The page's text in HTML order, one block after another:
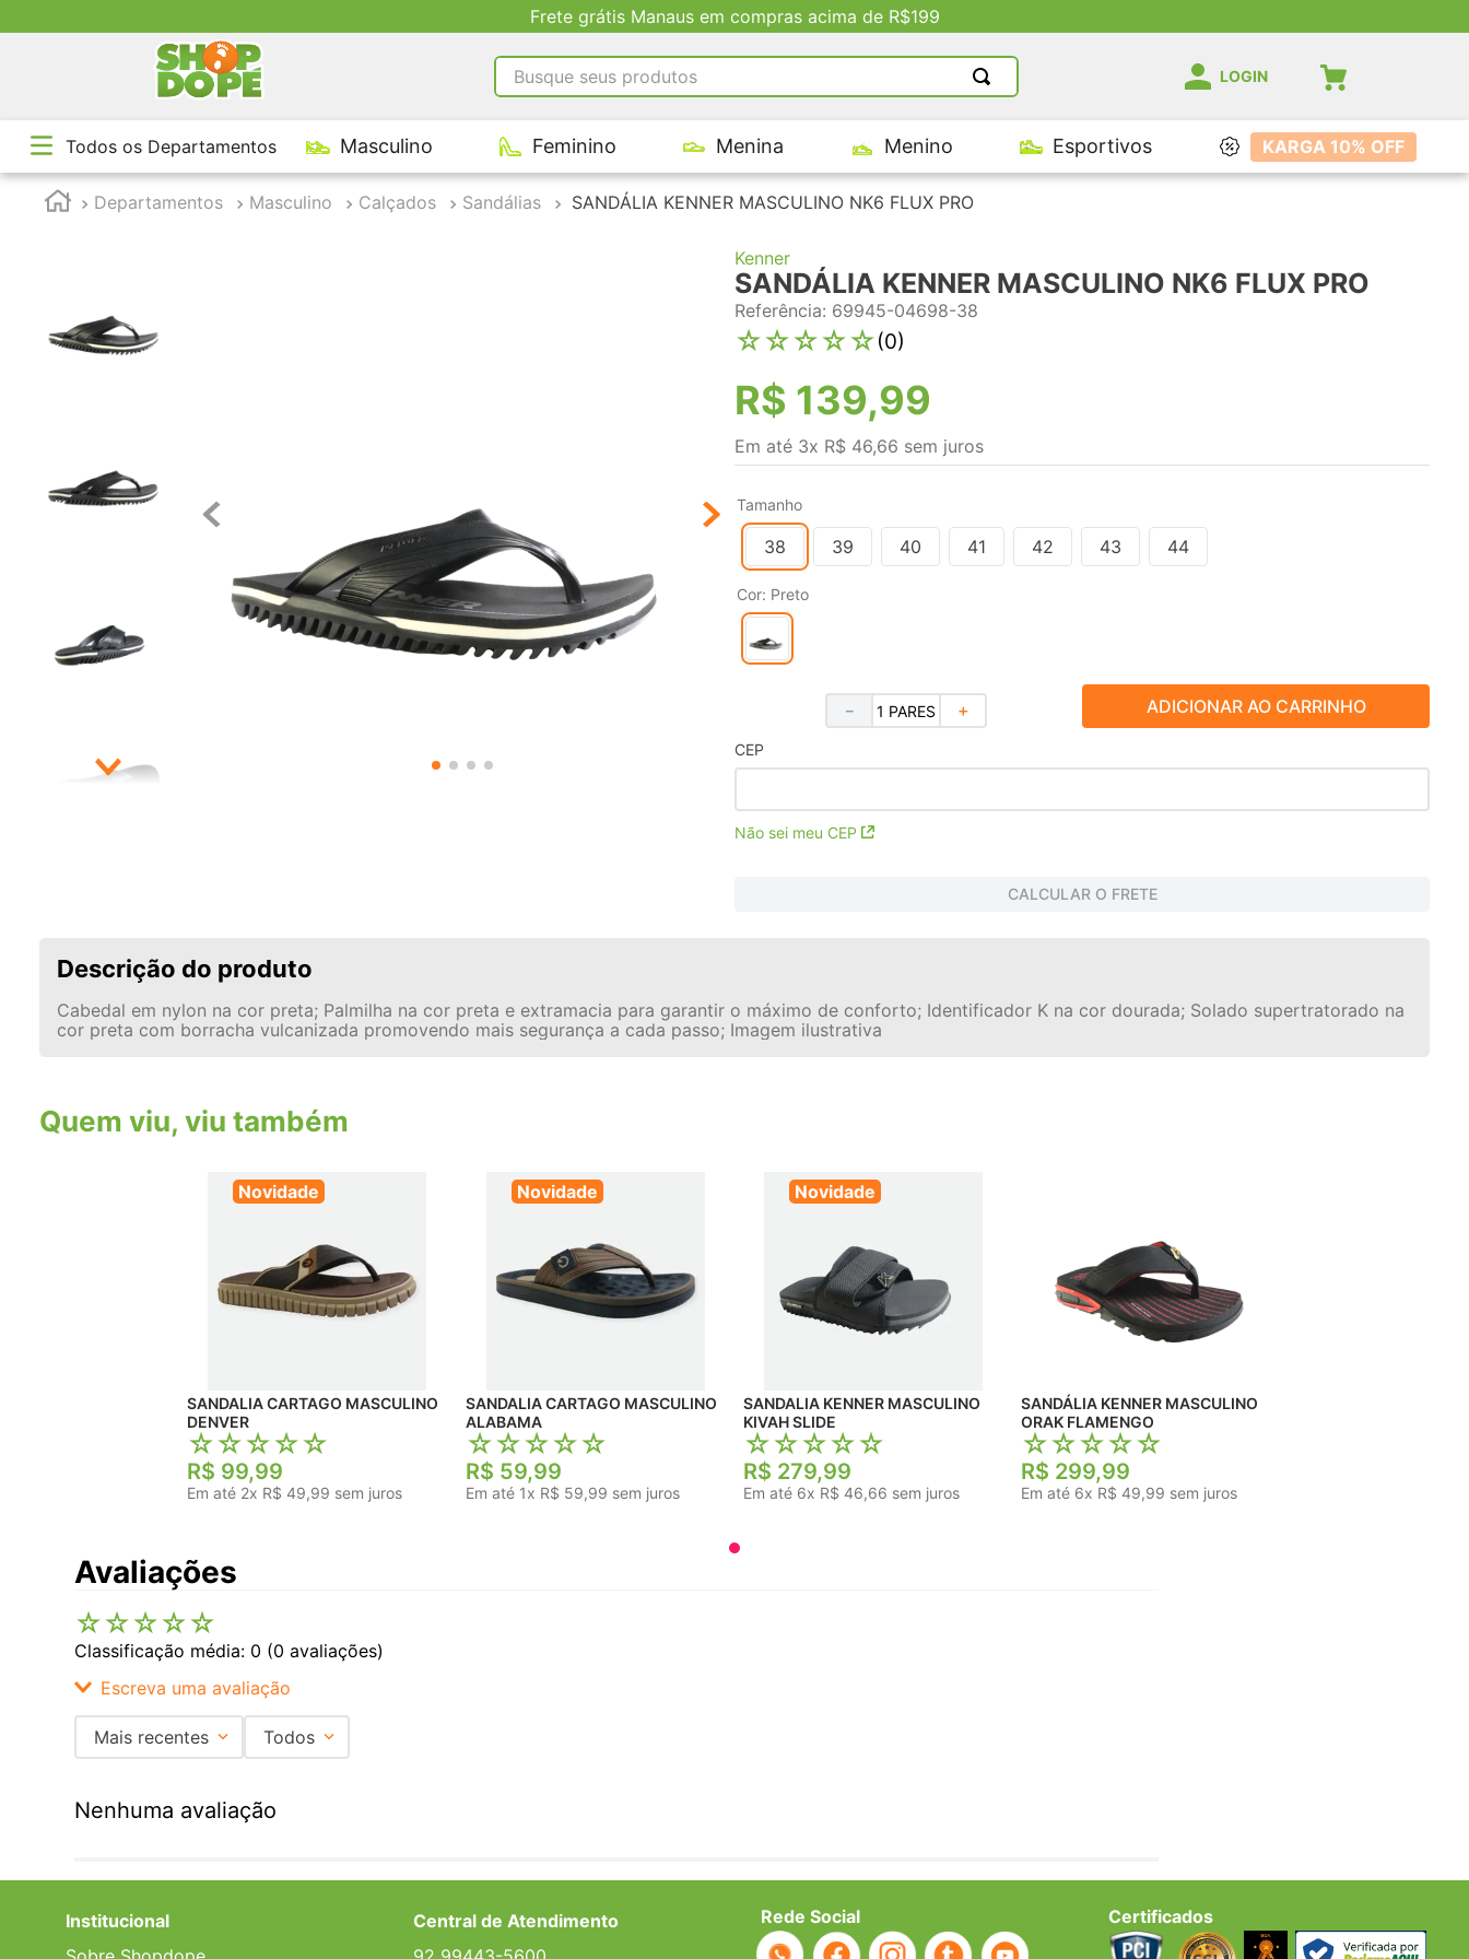
Frete grátis Manaus em compras acima de R$199
Busque seus produtos LOGIN
Todos os Departamentos Masculino Feminino Menina Menino Esportivos KARGA 10% OFF
Departamentos Masculino Calçados Sandálias SANDÁLIA KENNER MASCULINO NK6 FLUX PRO
Kenner
SANDÁLIA KENNER MASCULINO NK6 FLUX PRO
Referência: 69945-04698-38
☆☆☆☆☆(0)
R$ 139,99
Em até 3x R$ 46,66 sem juros
Tamanho
38 39 40 41 42 43 44
Cor: Preto
＋
－ ADICIONAR AO CARRINHO
CEP
Não sei meu CEP
CALCULAR O FRETE
Descrição do produto
Cabedal em nylon na cor preta; Palmilha na cor preta e extramacia para garantir o máximo de conforto; Identificador K na cor dourada; Solado supertratorado na
cor preta com borracha vulcanizada promovendo mais segurança a cada passo; Imagem ilustrativa
Quem viu, viu também
Novidade
SANDALIA CARTAGO MASCULINO
DENVER
☆☆☆☆☆
R$ 99,99
Em até 2x R$ 49,99 sem juros
Novidade
SANDALIA CARTAGO MASCULINO
ALABAMA
☆☆☆☆☆
R$ 59,99
Em até 1x R$ 59,99 sem juros
Novidade
SANDALIA KENNER MASCULINO
KIVAH SLIDE
☆☆☆☆☆
R$ 279,99
Em até 6x R$ 46,66 sem juros
SANDÁLIA KENNER MASCULINO
ORAK FLAMENGO
☆☆☆☆☆
R$ 299,99
Em até 6x R$ 49,99 sem juros
Avaliações
☆☆☆☆☆
Classificação média: 0 (0 avaliações)
Escreva uma avaliação
Título
Avalie o produto de 1 a 5 estrelas
★ ★
Mais recentes Todos
Nenhuma avaliação
Institucional
Central de Atendimento
Rede Social Certificados
TERMOS MAIS BUSCADOS
tênis masculino
tenis feminino